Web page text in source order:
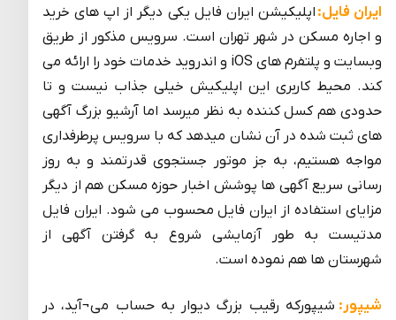
ایران فایل: اپلیکیشن ایران فایل یکی دیگر از اپ های خرید
و اجاره مسکن در شهر تهران است. سرویس مذکور از طریق
وبسایت و پلتفرم های iOS و اندروید خدمات خود را ارائه می
کند. محیط کاربری این اپلیکیش خیلی جذاب نیست و تا
حدودی هم کسل کننده به نظر میرسد اما آرشیو بزرگ آگهی
های ثبت شده در آن نشان میدهد که با سرویس پرطرفداری
مواجه هستیم، به جز موتور جستجوی قدرتمند و به روز
رسانی سریع آگهی ها پوشش اخبار حوزه مسکن هم از دیگر
مزایای استفاده از ایران فایل محسوب می شود. ایران فایل
مدتیست به طور آزمایشی شروع به گرفتن آگهی از
شهرستان ها هم نموده است.
شیپور: شیپورکه رقیب بزرگ دیوار به حساب می¬آید، در